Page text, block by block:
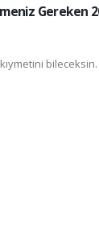
Gereken
kıymetini